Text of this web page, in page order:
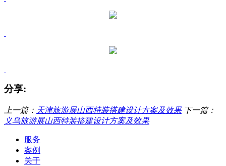
分享:
上一篇： 天津旅游展山西特装搭建设计方案及效果 下一篇：
义乌旅游展山西特装搭建设计方案及效果
服务
案例
关于